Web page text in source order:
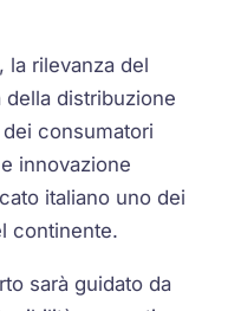
la rilevanza del
distribuzione
consumatori
innovazione
italiano uno dei
continente.
sarà guidato da